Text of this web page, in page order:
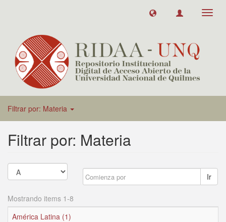
Filtrar por: Materia
Filtrar por: Materia
Ir
Mostrando items 1-8
América Latina (1)